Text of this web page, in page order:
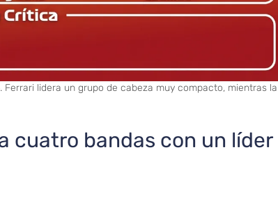
lidera un grupo de cabeza muy compacto, mientras la
cuatro bandas con un líder